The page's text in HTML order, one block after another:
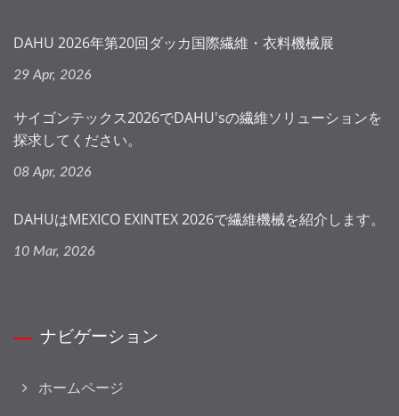
DAHU 2026年第20回ダッカ国際繊維・衣料機械展
29 Apr, 2026
サイゴンテックス2026でDAHU'sの繊維ソリューションを
探求してください。
08 Apr, 2026
DAHUはMEXICO EXINTEX 2026で繊維機械を紹介します。
10 Mar, 2026
ナビゲーション
ホームページ